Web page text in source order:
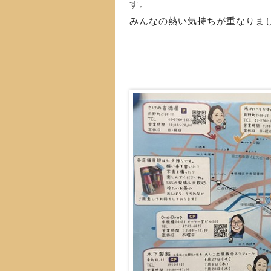
す。
みんなの熱い気持ちが重なりま